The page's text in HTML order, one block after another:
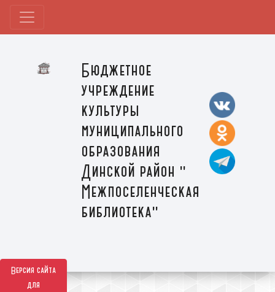
Версия сайта
для
Бюджетное
учреждение
культуры
муниципального
образования
Динской район "
Межпоселенческая
библиотека"